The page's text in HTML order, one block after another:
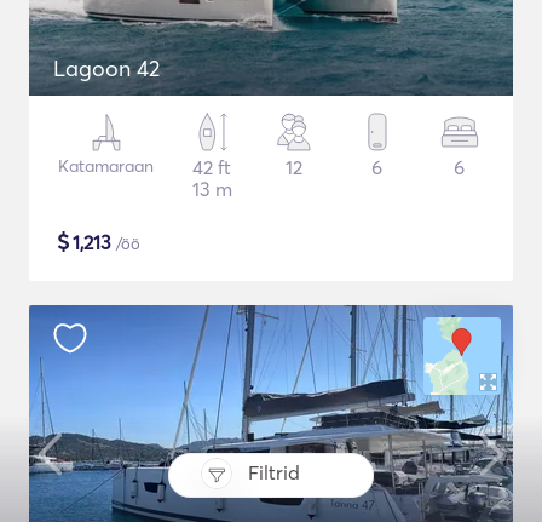
Filtrid
Lagoon 42
Katamaraan
42 ft
13 m
12 6 6
$1,213 /öö